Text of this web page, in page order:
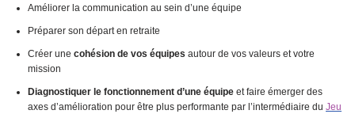
Améliorer la communication au sein d’une équipe
Préparer son départ en retraite
Créer une cohésion de vos équipes autour de vos valeurs et votre
mission
Diagnostiquer le fonctionnement d’une équipe et faire émerger des
axes d’amélioration pour être plus performante par l’intermédiaire du Jeu